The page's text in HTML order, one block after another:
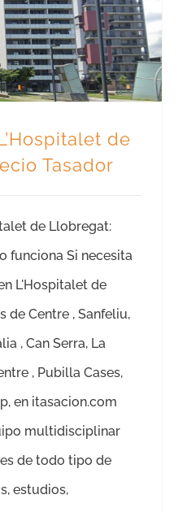
de
Tasador
de Llobregat:
funciona Si necesita
L'Hospitalet de
de Centre , Sanfeliu,
, Can Serra, La
, Pubilla Cases,
en itasacion.com
multidisciplinar
de todo tipo de
estudios,